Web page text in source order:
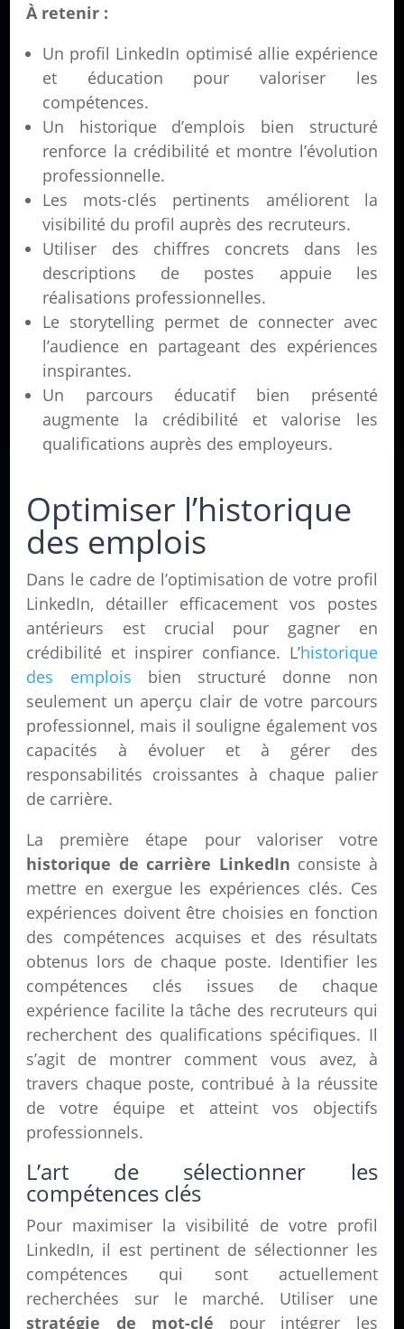
À retenir :
Un profil LinkedIn optimisé allie expérience
et éducation pour valoriser les
compétences.
Un historique d’emplois bien structuré
renforce la crédibilité et montre l’évolution
professionnelle.
Les mots-clés pertinents améliorent la
visibilité du profil auprès des recruteurs.
Utiliser des chiffres concrets dans les
descriptions de postes appuie les
réalisations professionnelles.
Le storytelling permet de connecter avec
l’audience en partageant des expériences
inspirantes.
Un parcours éducatif bien présenté
augmente la crédibilité et valorise les
qualifications auprès des employeurs.
Optimiser l’historique
des emplois
Dans le cadre de l’optimisation de votre profil
LinkedIn, détailler efficacement vos postes
antérieurs est crucial pour gagner en
crédibilité et inspirer confiance. L’historique
des emplois bien structuré donne non
seulement un aperçu clair de votre parcours
professionnel, mais il souligne également vos
capacités à évoluer et à gérer des
responsabilités croissantes à chaque palier
de carrière.
La première étape pour valoriser votre
historique de carrière LinkedIn consiste à
mettre en exergue les expériences clés. Ces
expériences doivent être choisies en fonction
des compétences acquises et des résultats
obtenus lors de chaque poste. Identifier les
compétences clés issues de chaque
expérience facilite la tâche des recruteurs qui
recherchent des qualifications spécifiques. Il
s’agit de montrer comment vous avez, à
travers chaque poste, contribué à la réussite
de votre équipe et atteint vos objectifs
professionnels.
L’art de sélectionner les
compétences clés
Pour maximiser la visibilité de votre profil
LinkedIn, il est pertinent de sélectionner les
compétences qui sont actuellement
recherchées sur le marché. Utiliser une
stratégie de mot-clé pour intégrer les